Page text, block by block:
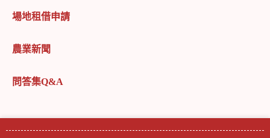
場地租借申請
農業新聞
問答集Q&A